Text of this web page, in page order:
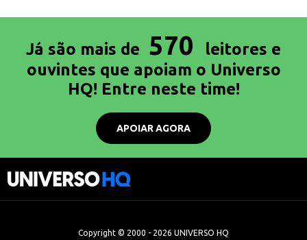
Já são mais de 570
leitores e
ouvintes que apoiam o Universo
HQ! Entre neste time!
APOIAR AGORA
Copyright © 2000 - 2026 UNIVERSO HQ